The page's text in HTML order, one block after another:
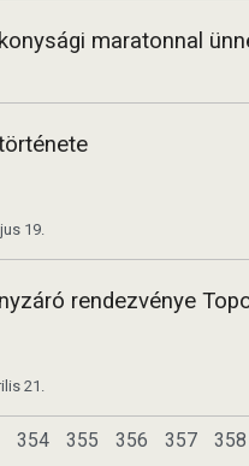
maratonnal
19.
rendezvénye
21.
354 355 356 357 358